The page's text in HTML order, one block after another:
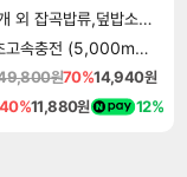
곡밥류,덮밥소스7종 외
유선25W 무선15W)
원70%14,940원
40%11,880원 12%